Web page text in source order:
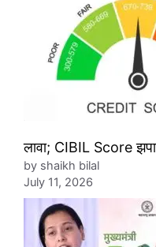
लावा; CIBIL Score
by shaikh bilal
July 11, 2026